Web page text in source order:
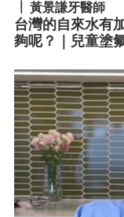
黃景謙牙醫師
台灣的自來水有
夠呢？｜兒童塗